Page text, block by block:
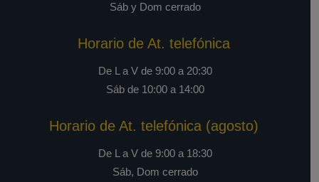
Sáb y Dom cerrado
Horario de At. telefónica
De L a V de 9:00 a 20:30
Sáb de 10:00 a 14:00
Horario de At. telefónica (agosto)
De L a V de 9:00 a 18:30
Sáb, Dom cerrado